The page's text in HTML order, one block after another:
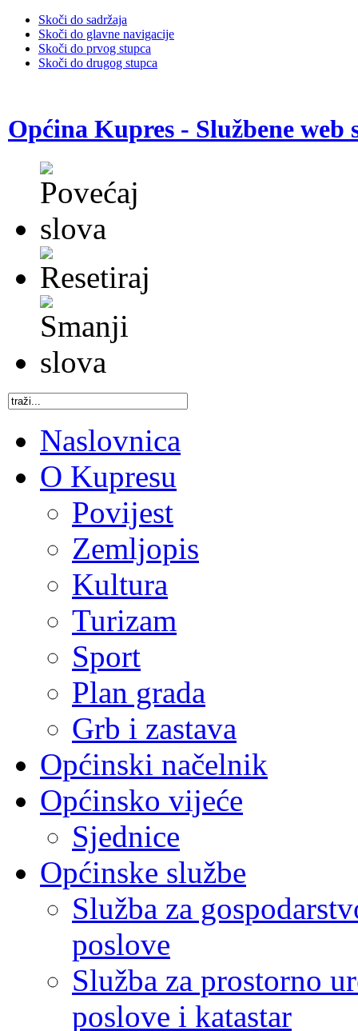
Skoči do sadržaja
Skoči do glavne navigacije
Skoči do prvog stupca
Skoči do drugog stupca
Općina Kupres - Službene web
Naslovnica
O Kupresu
Povijest
Zemljopis
Kultura
Turizam
Sport
Plan grada
Grb i zastava
Općinski načelnik
Općinsko vijeće
Sjednice
Općinske službe
Služba za
poslove
Služba za prostorno
poslove i katastar